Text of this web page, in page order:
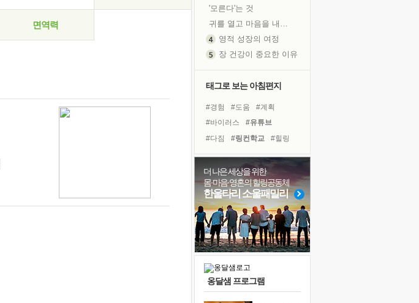
면역력
'모른다'는 것
귀를 열고 마음을 내어주고
영적 성장의 여정
장 건강이 중요한 이유
흙이 된 몸으로 출근하는 여자
꿈이 실제가 되는 것
'말 타는 법'을 먼저
졸업식 사진을 보며
극심한 변비, 어깨결림, 수면 장애
아픈 아버지를 위한 공간 설계
슬럼프
보고 싶은 어머니
못된 꼰대들
태그로 보는 아침편지
#경험 #도움
#계획
#바이러스
#유튜브
#다짐
#링컨학교
#힐링
#선택
#위기
#희망
#아이들
#건강
#비전캠프
#리더
#명상
#독서캠프
#사람
#삶
#독서
#면역력
더 나은 세상을 위한
몸·마음·영혼의 힐링공동체
한울타리 소울패밀리
옹달샘 프로그램